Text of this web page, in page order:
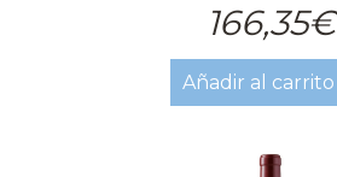
166,35€
Añadir al carrito